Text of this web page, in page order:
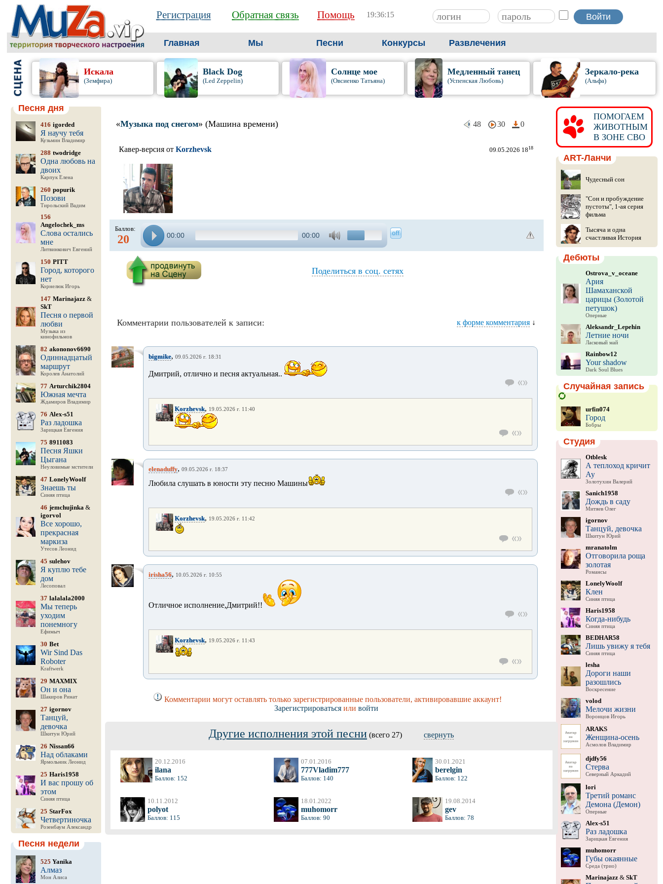
Регистрация Обратная связь Помощь 19:36:15
Главная Мы Песни Конкурсы Развлечения
Искала
(Земфира)
Black Dog
(Led Zeppelin)
Солнце мое
(Овсиенко Татьяна)
Медленный танец
(Успенская Любовь)
Зеркало-река
(Альфа)
Песня дня
416 igorded
Я научу тебя
Кузьмин Владимир
288 twodridge
Одна любовь на
двоих
Карпук Елена
260 popurik
Позови
Тирольский Вадим
156
Angelochek_ms
Слова остались
мне
Литвинкович Евгений
150 PITT
Город, которого
нет
Корнелюк Игорь
147 Marinajazz&
SkT
Песня о первой
любви
Музыка из
кинофильмов
82 akononov6690
Одиннадцатый
маршрут
Королев Анатолий
77 Arturchik2804
Южная мечта
Ждамиров Владимир
76 Alex-s51
Раз ладошка
Зарицкая Евгения
75 8911083
Песня Яшки
Цыгана
Неуловимые мстители
47 LonelyWoolf
Знаешь ты
Синяя птица
46 jemchujinka&
igorvol
Все хорошо,
прекрасная
маркиза
Утесов Леонид
45 sulehov
Я куплю тебе
дом
Лесоповал
37 lalalala2000
Мы теперь
уходим
понемногу
Ефимыч
30 Bet
Wir Sind Das
Roboter
Kraftwerk
29 MAXMIX
Он и она
Шакиров Ринат
27 igornov
Танцуй,
девочка
Шкитун Юрий
26 Nissan66
Над облаками
Ярмольник Леонид
25 Haris1958
И вас прошу об
этом
Синяя птица
25 StarFox
Четвертиночка
Розенбаум Александр
Песня недели
525 Yanika
Алмаз
Мон Алиса
«Музыка под снегом» (Машина времени) 48 30 0
Кавер-версия от Korzhevsk 09.05.2026 1818
Баллов:
20 00:00 00:00
Поделиться в соц. сетях
Комментарии пользователей к записи: к форме комментария ↓
bigmike, 09.05.2026 г. 18:31
Дмитрий, отлично и песня актуальная..
Korzhevsk, 19.05.2026 г. 11:40
elenaduffy, 09.05.2026 г. 18:37
Любила слушать в юности эту песню Машины
Korzhevsk, 19.05.2026 г. 11:42
irisha56, 10.05.2026 г. 10:55
Отличное исполнение,Дмитрий!!
Korzhevsk, 19.05.2026 г. 11:43
Комментарии могут оставлять только зарегистрированные пользователи, активировавшие аккаунт!
Зарегистрироваться или войти
Другие исполнения этой песни (всего 27) свернуть
20.12.2016
ilana
Баллов: 152
07.01.2016
777Vladim777
Баллов: 140
30.01.2021
berelgin
Баллов: 122
10.11.2012
polyot
Баллов: 115
18.01.2022
muhomorr
Баллов: 90
19.08.2014
gev
Баллов: 78
ПОМОГАЕМ
ЖИВОТНЫМ
В ЗОНЕ СВО
ART-Ланчи
Чудесный сон
"Сон и пробуждение
пустоты", 1-ая серия
фильма
Тысяча и одна
счастливая История
Дебюты
Ostrova_v_oceane
Ария
Шамаханской
царицы (Золотой
петушок)
Оперные
Aleksandr_Lepehin
Летние ночи
Ласковый май
Rainbow12
Your shadow
Dark Soul Blues
Случайная запись
urfin074
Город
Бобры
Студия
Otblesk
А теплоход кричит
Ау
Золотухин Валерий
Sanich1958
Дождь в саду
Митяев Олег
igornov
Танцуй, девочка
Шкитун Юрий
mranatolm
Отговорила роща
золотая
Романсы
LonelyWoolf
Клен
Синяя птица
Haris1958
Когда-нибудь
Синяя птица
BEDHAR58
Лишь увижу я тебя
Синяя птица
lesha
Дороги наши
разошлись
Воскресение
volod
Мелочи жизни
Воронцов Игорь
ARAKS
Женщина-осень
Асмолов Владимир
djdfy56
Стерва
Северный Аркадий
lori
Третий романс
Демона (Демон)
Оперные
Alex-s51
Раз ладошка
Зарицкая Евгения
muhomorr
Губы окаянные
Среда (трио)
Marinajazz& SkT